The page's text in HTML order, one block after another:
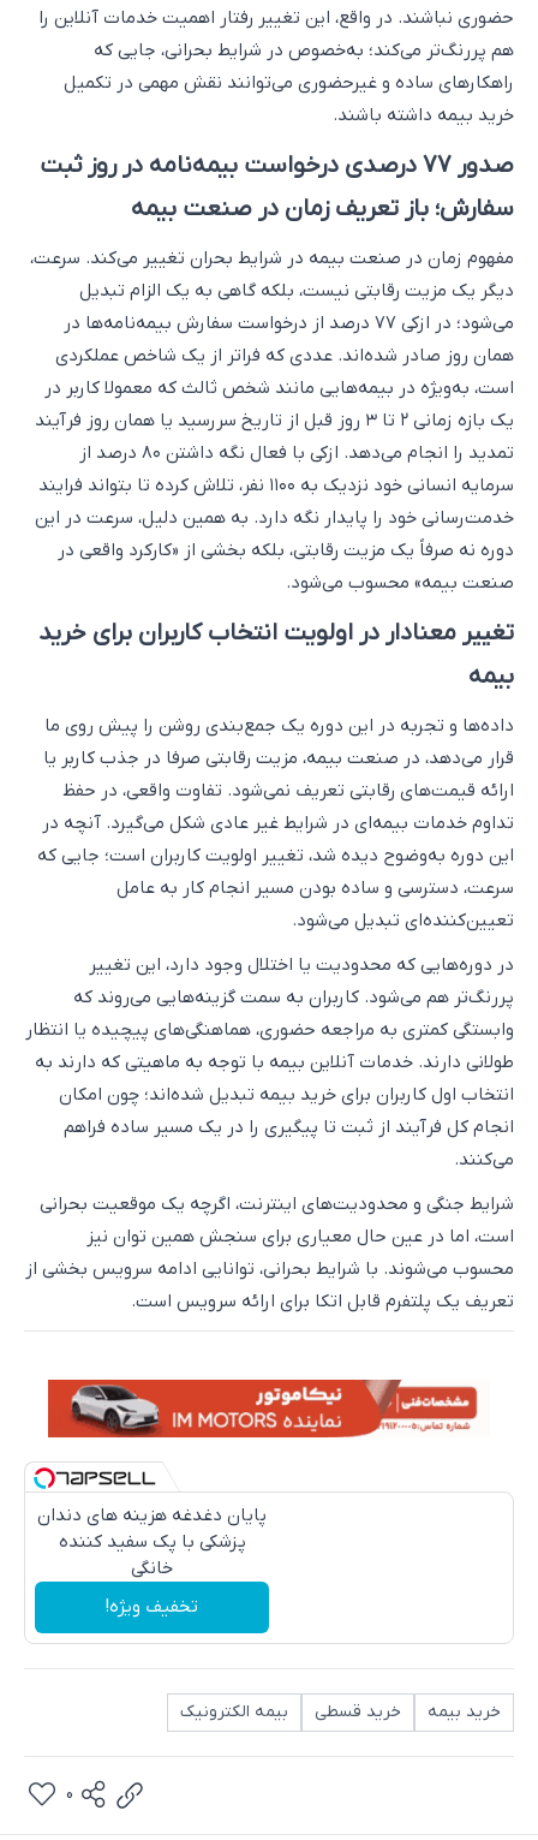
حضوری نباشند. در واقع، این تغییر رفتار اهمیت خدمات آنلاین را
هم پررنگ‌تر می‌کند؛ به‌خصوص در شرایط بحرانی، جایی که
راهکارهای ساده و غیرحضوری می‌توانند نقش مهمی در تکمیل
خرید بیمه داشته باشند.
صدور ۷۷ درصدی درخواست بیمه‌نامه در روز ثبت
سفارش؛ باز تعریف زمان در صنعت بیمه
مفهوم زمان در صنعت بیمه در شرایط بحران تغییر می‌کند. سرعت،
دیگر یک مزیت رقابتی نیست، بلکه گاهی به یک الزام تبدیل
می‌شود؛ در ازکی ۷۷ درصد از درخواست سفارش بیمه‌نامه‌ها در
همان روز صادر شد‌ه‌اند. عددی که فراتر از یک شاخص عملکردی
است، به‌ویژه در بیمه‌هایی مانند شخص ثالث که معمولا کاربر در
یک بازه زمانی ۲ تا ۳ روز قبل از تاریخ سررسید یا همان روز فرآیند
تمدید را انجام می‌دهد. ازکی با فعال نگه داشتن ۸۰ درصد از
سرمایه انسانی خود نزدیک به ۱۱۰۰ نفر، تلاش کرده تا بتواند فرایند
خدمت‌رسانی خود را پایدار نگه دارد. به همین دلیل، سرعت در این
دوره نه صرفاً یک مزیت رقابتی، بلکه بخشی از «کارکرد واقعی در
صنعت بیمه» محسوب می‌شود.
تغییر معنادار در اولویت انتخاب کاربران برای خرید
بیمه
داده‌ها و تجربه در این دوره یک جمع‌بندی روشن را پیش روی ما
قرار می‌دهد، در صنعت بیمه، مزیت رقابتی صرفا در جذب کاربر یا
ارائه قیمت‌های رقابتی تعریف نمی‌شود. تفاوت واقعی، در حفظ
تداوم خدمات بیمه‌ای در شرایط غیر عادی شکل می‌گیرد. آنچه در
این دوره به‌وضوح دیده شد، تغییر اولویت کاربران است؛ جایی که
سرعت، دسترسی و ساده بودن مسیر انجام کار به عامل
تعیین‌کننده‌ای تبدیل می‌شود.
در دوره‌هایی که محدودیت یا اختلال وجود دارد، این تغییر
پررنگ‌تر هم می‌شود. کاربران به سمت گزینه‌هایی می‌روند که
وابستگی کمتری به مراجعه حضوری، هماهنگی‌های پیچیده یا انتظار
طولانی دارند. خدمات آنلاین بیمه با توجه به ماهیتی که دارند به
انتخاب اول کاربران برای خرید بیمه تبدیل شده‌اند؛ چون امکان
انجام کل فرآیند از ثبت تا پیگیری را در یک مسیر ساده فراهم
می‌کنند.
شرایط جنگی و محدودیت‌های اینترنت، اگرچه یک موقعیت بحرانی
است، اما در عین حال معیاری برای سنجش همین توان نیز
محسوب می‌شوند. با شرایط بحرانی، توانایی ادامه سرویس بخشی از
تعریف یک پلتفرم قابل اتکا برای ارائه سرویس است.
پایان دغدغه هزینه های دندان
پزشکی با پک سفید کننده
خانگی
تخفیف ویژه!
خرید بیمه خرید قسطی بیمه الکترونیک
0